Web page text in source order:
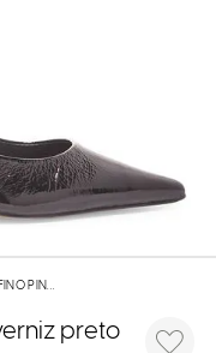
SCARPIN BICO FINO PIN COURO VERNIZ PRETO
preto